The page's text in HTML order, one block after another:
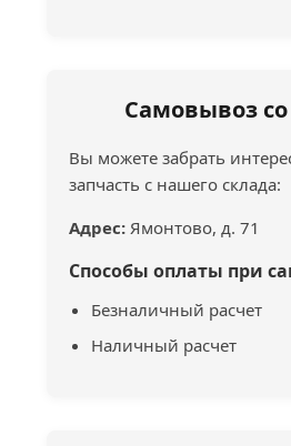
Самовывоз со
Вы можете забрать
запчасть с нашего склада:
Адрес: Ямонтово, д. 71
Способы оплаты при
Безналичный расчет
Наличный расчет